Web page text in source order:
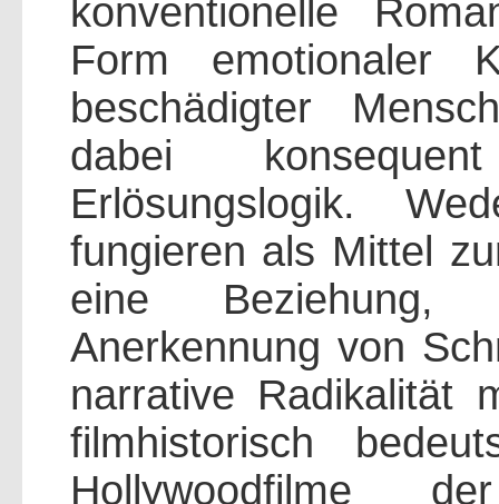
konventionelle
Form emotionaler
beschädigter
dabei
Erlösungslogik.
fungieren als Mittel
eine Beziehung,
Anerkennung von
narrative Radikalität
filmhistorisch
Hollywoodfilme